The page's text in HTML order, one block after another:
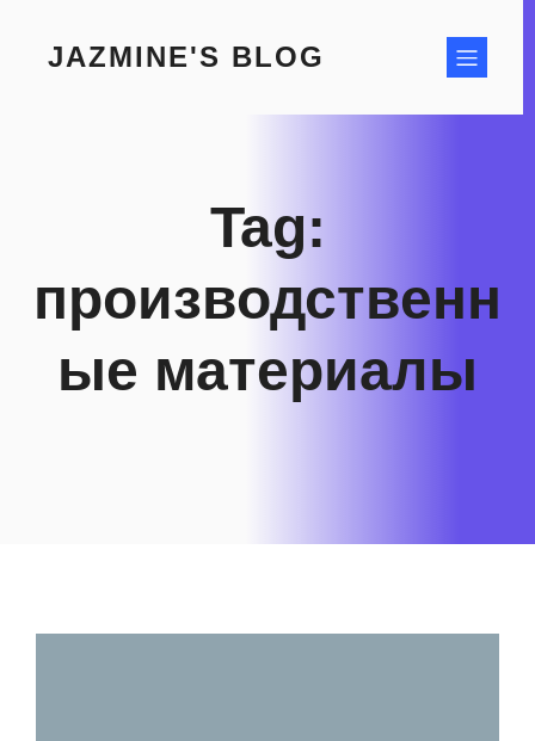
contentJAZMINE'S BLOG
Tag:
производственн
ые материалы